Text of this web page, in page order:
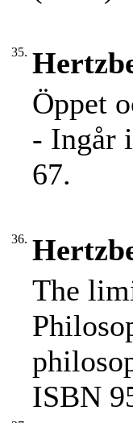
35.
Öppet
- Ingår
67.
36.
The
ISBN